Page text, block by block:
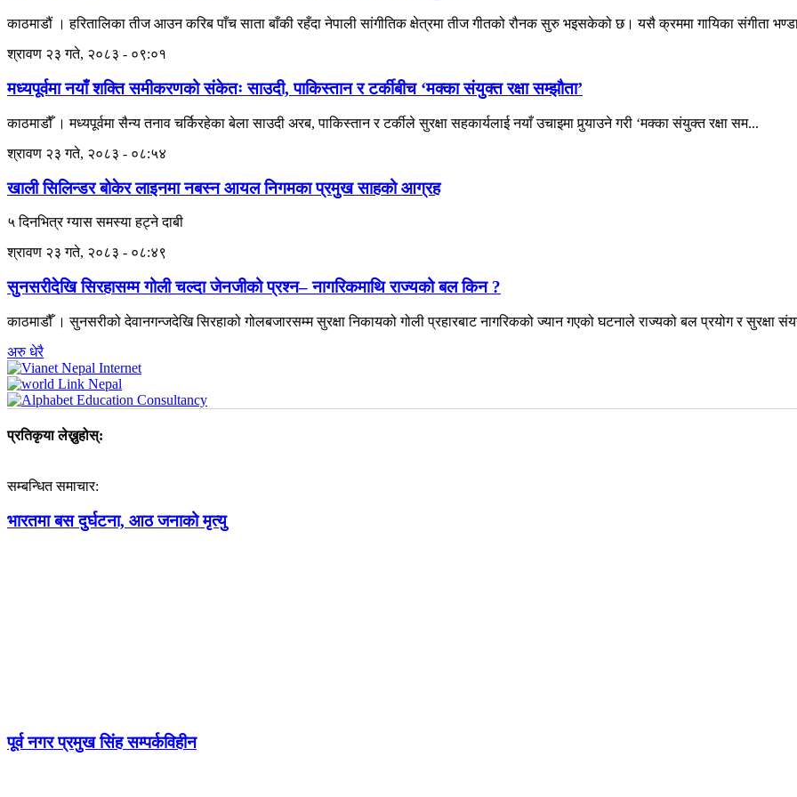
काठमाडौं । हरितालिका तीज आउन करिब पाँच साता बाँकी रहँदा नेपाली सांगीतिक क्षेत्रमा तीज गीतको रौनक सुरु भइसकेको छ। यसै क्रममा गायिका संगीता
श्रावण २३ गते, २०८३ - ०९:०१
मध्यपूर्वमा नयाँ शक्ति समीकरणको संकेतः साउदी, पाकिस्तान र टर्कीबीच ‘मक्का संयुक्त रक्षा सम्झौता’
काठमाडौँ । मध्यपूर्वमा सैन्य तनाव चर्किरहेका बेला साउदी अरब, पाकिस्तान र टर्कीले सुरक्षा सहकार्यलाई नयाँ उचाइमा पुर्‍याउने गरी ‘मक्का संयुक्त रक्षा सम...
श्रावण २३ गते, २०८३ - ०८:५४
खाली सिलिन्डर बोकेर लाइनमा नबस्न आयल निगमका प्रमुख साहको आग्रह
५ दिनभित्र ग्यास समस्या हट्ने दाबी
श्रावण २३ गते, २०८३ - ०८:४९
सुनसरीदेखि सिरहासम्म गोली चल्दा जेनजीको प्रश्न– नागरिकमाथि राज्यको बल किन ?
काठमाडौँ । सुनसरीको देवानगन्जदेखि सिरहाको गोलबजारसम्म सुरक्षा निकायको गोली प्रहारबाट नागरिकको ज्यान गएको घटनाले राज्यको बल प्रयोग र सुरक्षा
अरु धेरै
प्रतिकृया लेख्नुहोस्:
सम्बन्धित समाचार:
भारतमा बस दुर्घटना, आठ जनाको मृत्यु
पूर्व नगर प्रमुख सिंह सम्पर्कविहीन